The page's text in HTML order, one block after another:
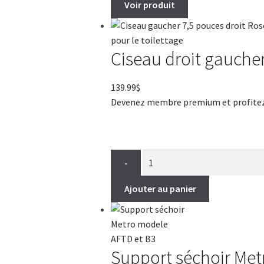
Voir produit
Ciseau droit
139.99$
Devenez membre premium et profitez
-
Ajouter au panier
Support séchoir